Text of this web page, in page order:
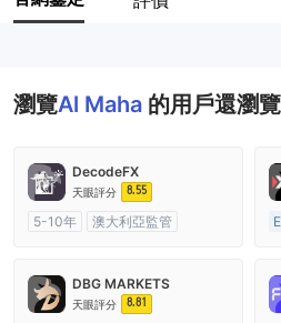
瀏覽Al Maha 的用戶還瀏
DecodeFX
天眼評分 8.55
5-10年
澳大利亞監管
DBG MARKETS
天眼評分 8.81